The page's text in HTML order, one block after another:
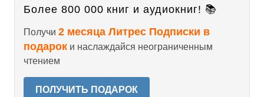
Более 800 000 книг и аудиокниг! 📚
Получи 2 месяца Литрес Подписки в
подарок и наслаждайся неограниченным
чтением
ПОЛУЧИТЬ ПОДАРОК